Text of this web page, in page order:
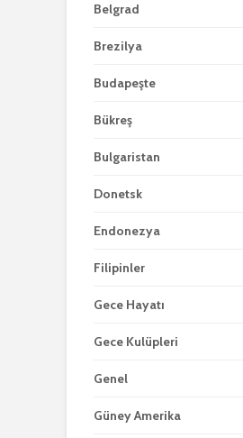
Belgrad
Brezilya
Budapeşte
Bükreş
Bulgaristan
Donetsk
Endonezya
Filipinler
Gece Hayatı
Gece Kulüpleri
Genel
Güney Amerika